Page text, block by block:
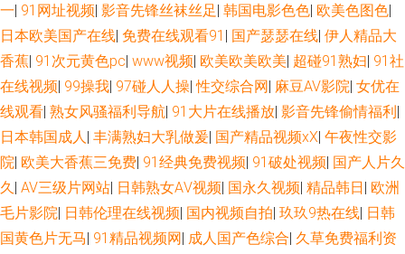
一| 91网址视频| 影音先锋丝袜丝足| 韩国电影色色| 欧美色图色|
日本欧美国产在线| 免费在线观看91 | 国产瑟瑟在线| 伊人精品大
香蕉| 91次元黄色pc| www视频| 欧美欧美欧美| 超碰91熟妇| 91社
在线视频| 99操我| 97碰人人操|性交综合网| 麻豆AV影院| 女优在
线观看| 熟女风骚福利导航| 91大片在线播放| 影音先锋偷情福利|
日本韩国成人| 丰满熟妇大乳做爰| 国产精品视频xⅩ| 午夜性交影
院| 欧美大香蕉三免费| 91经典免费视频| 91破处视频| 国产人片久
久| AV三级片网站| 日韩熟女AⅤ视频| 国永久视频| 精品韩日| 欧洲
毛片影院| 日韩伦理在线视频| 国内视频自拍| 玖玖9热在线| 日韩
国黄色片无马| 91精品视频网| 成人国产色综合| 久草免费福利资